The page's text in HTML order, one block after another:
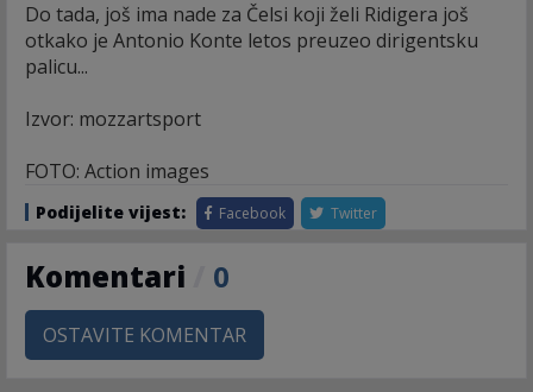
Do tada, još ima nade za Čelsi koji želi Ridigera još
otkako je Antonio Konte letos preuzeo dirigentsku
palicu...
Izvor: mozzartsport
FOTO: Action images
Podijelite vijest: Facebook Twitter
Komentari 0
OSTAVITE KOMENTAR